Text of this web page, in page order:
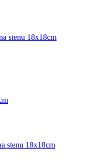
stenu 18x18cm
stenu 18x18cm